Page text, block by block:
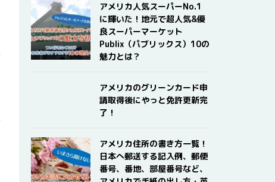
アメリカ人気スーパーNo.1
に輝いた！地元で超人気&優
良スーパーマーケット
Publix（パブリックス）10の
魅力とは？
アメリカのグリーンカード申
請取得後にやっと免許更新完
了！
アメリカ住所の書き方一覧！
日本へ郵送する記入例、郵便
番号、番地、部屋番号など、